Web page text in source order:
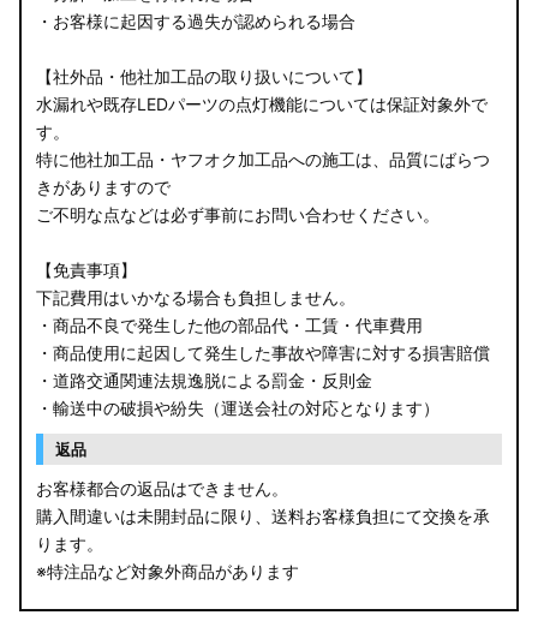
・お客様に起因する過失が認められる場合
【社外品・他社加工品の取り扱いについて】
水漏れや既存LEDパーツの点灯機能については保証対象外で
す。
特に他社加工品・ヤフオク加工品への施工は、品質にばらつ
きがありますので
ご不明な点などは必ず事前にお問い合わせください。
【免責事項】
下記費用はいかなる場合も負担しません。
・商品不良で発生した他の部品代・工賃・代車費用
・商品使用に起因して発生した事故や障害に対する損害賠償
・道路交通関連法規逸脱による罰金・反則金
・輸送中の破損や紛失（運送会社の対応となります）
返品
お客様都合の返品はできません。
購入間違いは未開封品に限り、送料お客様負担にて交換を承
ります。
※特注品など対象外商品があります